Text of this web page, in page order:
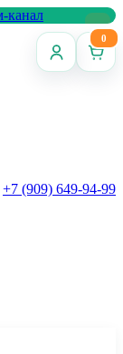
0
+7 (909) 649-94-99